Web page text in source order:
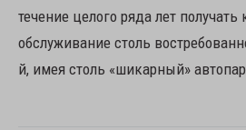
течение целого ряда лет
обслуживание столь
й, имея столь «шикарный»